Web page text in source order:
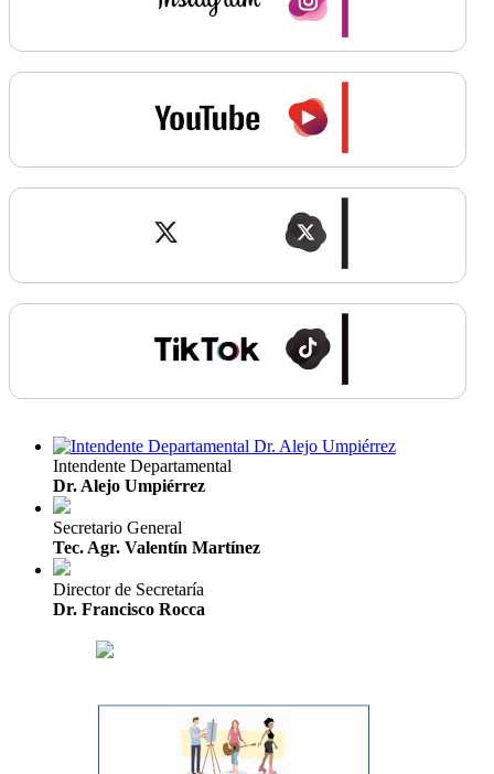
Intendente Departamental
Dr. Alejo Umpiérrez
Secretario General
Tec. Agr. Valentín Martínez
Director de Secretaría
Dr. Francisco Rocca